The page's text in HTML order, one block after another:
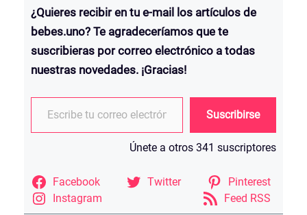
¿Quieres recibir en tu e-mail los artículos de
bebes.uno? Te agradeceríamos que te
suscribieras por correo electrónico a todas
nuestras novedades. ¡Gracias!
Escribe tu correo electrónico…
Suscribirse
Únete a otros 341 suscriptores
Facebook Twitter
Pinterest
Instagram
Feed RSS